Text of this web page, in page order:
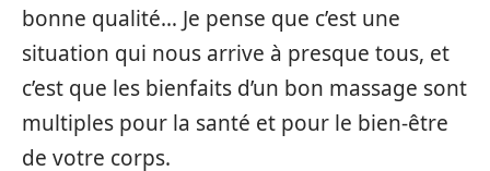
bonne qualité… Je pense que c’est une
situation qui nous arrive à presque tous, et
c’est que les bienfaits d’un bon massage sont
multiples pour la santé et pour le bien-être
de votre corps.